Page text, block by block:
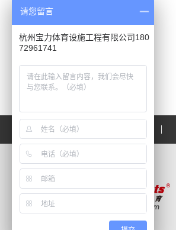
宝力首页
请您留言
杭州宝力体育设施工程有限公司180
72961741